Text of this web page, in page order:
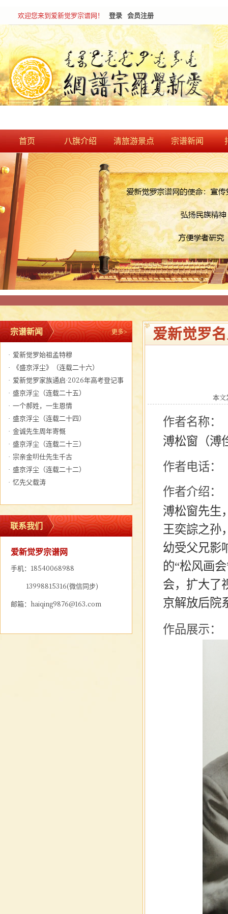
欢迎您来到爱新觉罗宗谱网！ 登录 会员注册
首页 八旗介绍 清旅游景点 宗谱新闻
宗谱新闻 更多>
· 爱新觉罗始祖孟特穆
·
《盛京浮尘》（连载二十六）
· 爱新觉罗家族通启·2026年高考登记事
宜· 盛京浮尘（连载二十五）
· 一个郝姓，一生恩情
· 盛京浮尘（连载二十四）
· 金诚先生周年寄慨
· 盛京浮尘（连载二十三）
· 宗亲金明仕先生千古
· 盛京浮尘（连载二十二）
· 忆先父载涛
联系我们
爱新觉罗宗谱网
手机：18540068988
13998815316(微信同步)
邮箱：haiqing9876@163.com
爱新觉罗
本文
作者名称：
溥松窗（溥
作者电话：
作者介绍：
溥松窗先生
王奕誴之孙
幼受父兄影
的“松风画
会，扩大了
京解放后院
作品展示：